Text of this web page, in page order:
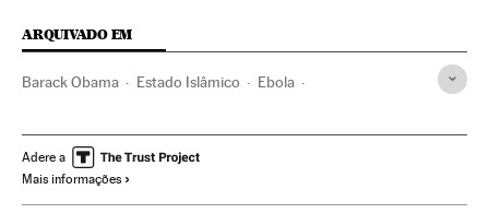
ARQUIVADO EM
Barack Obama Estado Islâmico Ebola
Islã ONU Doenças infecciosas
Organizações internacionais
Adere a
Mais informações